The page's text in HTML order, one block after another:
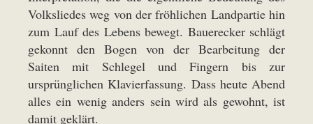
Volksliedes weg von der fröhlichen Landpartie hin
zum Lauf des Lebens bewegt. Bauerecker schlägt
gekonnt den Bogen von der Bearbeitung der
Saiten mit Schlegel und Fingern bis zur
ursprünglichen Klavierfassung. Dass heute Abend
alles ein wenig anders sein wird als gewohnt, ist
damit geklärt.